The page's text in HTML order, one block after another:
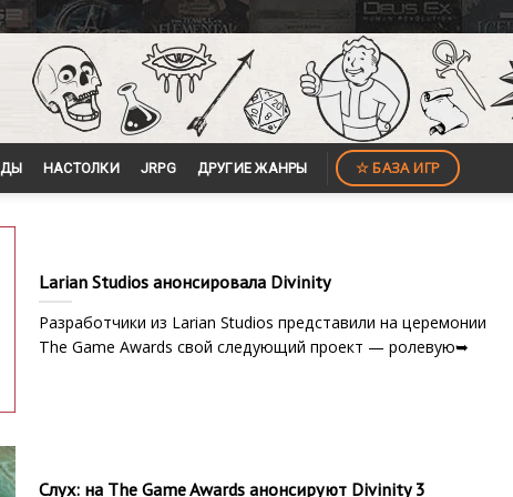
НАСТОЛКИ JRPG ДРУГИЕ ЖАНРЫ ☆ БАЗА ИГР
Larian Studios анонсировала Divinity
Разработчики из Larian Studios представили на церемонии
The Game Awards свой следующий проект — ролевую➥
Слух: на The Game Awards анонсируют Divinity 3